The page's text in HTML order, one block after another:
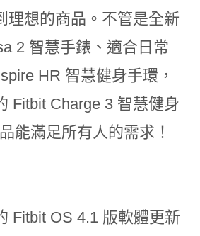
理想的商品。不管是全新
2 智慧手錶、適合日常
HR 智慧健身手環，
Fitbit Charge 3 智慧健身
能滿足所有人的需求！
Fitbit OS 4.1 版軟體更新